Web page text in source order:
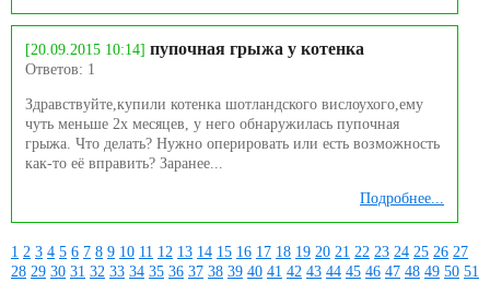
[20.09.2015 10:14] пупочная грыжа у котенка
Ответов: 1
Здравствуйте,купили котенка шотландского вислоухого,ему
чуть меньше 2х месяцев, у него обнаружилась пупочная
грыжа. Что делать? Нужно оперировать или есть возможность
как-то её вправить? Заранее...
Подробнее...
1 2 3 4 5 6 7 8 9 10 11 12 13 14 15 16 17 18 19 20 21 22 23 24 25 26 27
28 29 30 31 32 33 34 35 36 37 38 39 40 41 42 43 44 45 46 47 48 49 50 51